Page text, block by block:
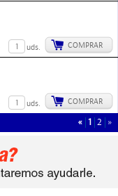
uds. COMPRAR
uds. COMPRAR
« 1 2 »